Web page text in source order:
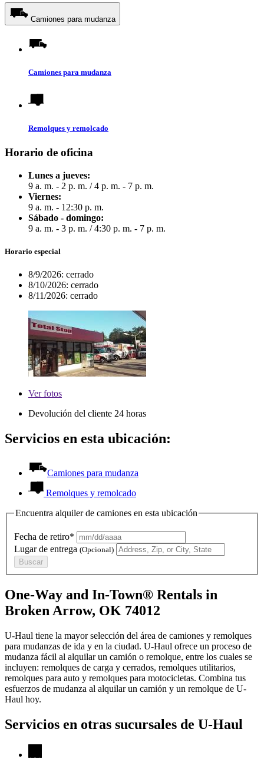
Camiones para mudanza
Camiones para mudanza
Remolques y remolcado
Horario de oficina
Lunes a jueves:
9 a. m. - 2 p. m. /4 p. m. - 7 p. m.
Viernes:
9 a. m. - 12:30 p. m.
Sábado - domingo:
9 a. m. - 3 p. m. /4:30 p. m. - 7 p. m.
Horario especial
8/9/2026: cerrado
8/10/2026: cerrado
8/11/2026: cerrado
Verfotos
Devolución del cliente 24 horas
Servicios en esta ubicación:
Camiones para mudanza
Remolques y remolcado
Encuentra alquiler de camiones en esta ubicación
Fecha de retiro*
Lugar de entrega (Opcional)
Buscar
One-Way and In-Town® Rentals in
Broken Arrow, OK 74012
U-Haul tiene la mayor selección del área de camiones y remolques
para mudanzas de ida y en la ciudad. U-Haul ofrece un proceso de
mudanza fácil al alquilar un camión o remolque, entre los cuales se
incluyen: remolques de carga y cerrados, remolques utilitarios,
remolques para auto y remolques para motocicletas. Combina tus
esfuerzos de mudanza al alquilar un camión y un remolque de U-
Haul hoy.
Servicios en otras sucursales de U-Haul